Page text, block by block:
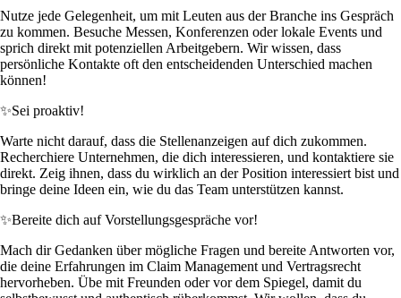
Nutze jede Gelegenheit, um mit Leuten aus der Branche ins Gespräch
zu kommen. Besuche Messen, Konferenzen oder lokale Events und
sprich direkt mit potenziellen Arbeitgebern. Wir wissen, dass
persönliche Kontakte oft den entscheidenden Unterschied machen
können!
✨Sei proaktiv!
Warte nicht darauf, dass die Stellenanzeigen auf dich zukommen.
Recherchiere Unternehmen, die dich interessieren, und kontaktiere sie
direkt. Zeig ihnen, dass du wirklich an der Position interessiert bist und
bringe deine Ideen ein, wie du das Team unterstützen kannst.
✨Bereite dich auf Vorstellungsgespräche vor!
Mach dir Gedanken über mögliche Fragen und bereite Antworten vor,
die deine Erfahrungen im Claim Management und Vertragsrecht
hervorheben. Übe mit Freunden oder vor dem Spiegel, damit du